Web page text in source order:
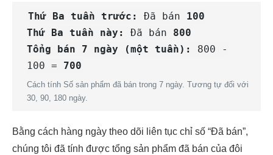
Thứ Ba tuần trước: Đã bán 100
Thứ Ba tuần này:
Đã bán 800
Tổng bán 7 ngày (một tuần):
800 -
100 = 700
Cách tính Số sản phẩm đã bán trong 7 ngày. Tương tự đối với
30, 90, 180 ngày.
Bằng cách hàng ngày theo dõi liên tục chỉ số “Đã bán”,
chúng tôi đã tính được tổng sản phẩm đã bán của đôi